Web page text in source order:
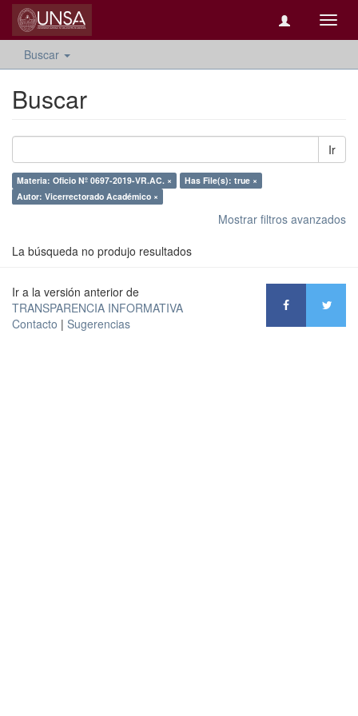
Buscar
Buscar
Ir
Materia: Oficio Nº 0697-2019-VR.AC. ×
Has File(s): true ×
Autor: Vicerrectorado Académico ×
Mostrar filtros avanzados
La búsqueda no produjo resultados
Ir a la versión anterior de
TRANSPARENCIA INFORMATIVA
Contacto | Sugerencias